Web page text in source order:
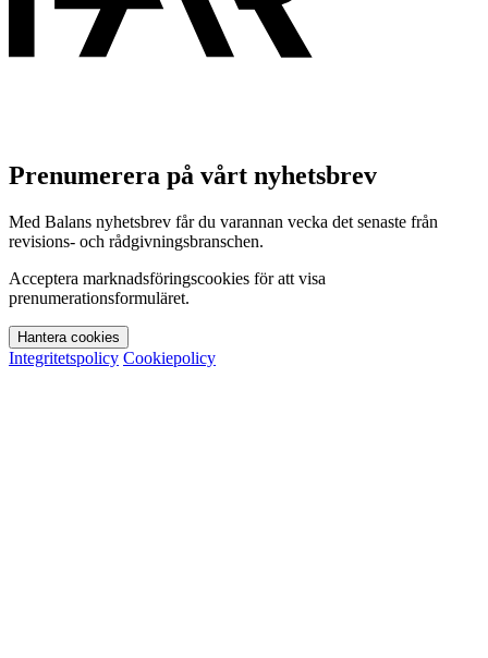
Prenumerera på vårt nyhetsbrev
Med Balans nyhetsbrev får du varannan vecka det senaste från
revisions- och rådgivningsbranschen.
Acceptera marknadsföringscookies för att visa
prenumerationsformuläret.
Hantera cookies
Integritetspolicy Cookiepolicy